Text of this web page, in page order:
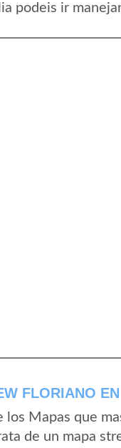
podeis ir
FLORIANO
Mapas que
de un mapa